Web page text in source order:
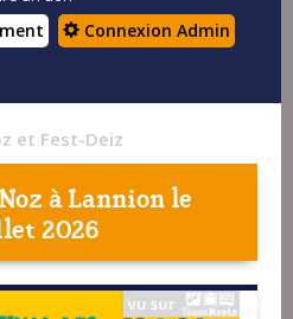
Connexion Admin
et Fest-Deiz
àLannionle
2026